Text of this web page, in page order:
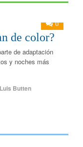
0
de color?
de adaptación
y noches más
Luis Butten